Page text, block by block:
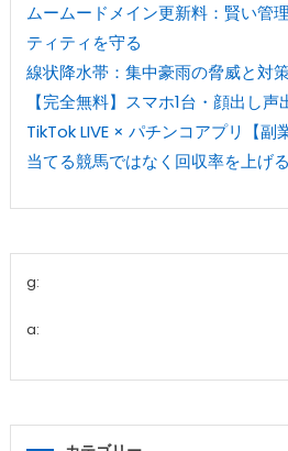
ムームードメイン更新料：賢い管
ティティを守る
線状降水帯：集中豪雨の脅威と対
【完全無料】スマホ1台・顔出し
TikTok LIVE × パチンコアプリ【副
当てる競馬ではなく回収率を上げ
g:
a: